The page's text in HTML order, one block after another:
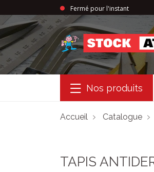
Fermé pour l'instant
StockAth
Nos produits
Accueil Catalogue
TAPIS